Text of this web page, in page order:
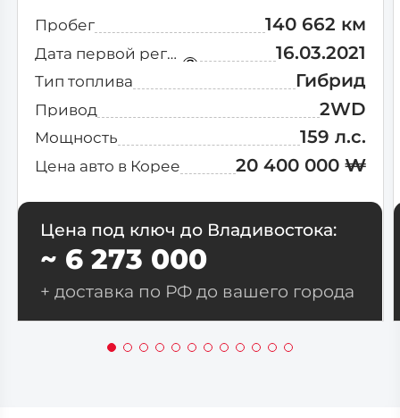
Пробег 140 662 км
Дата первой регистрации 16.03.2021
Тип топлива Гибрид
Привод 2WD
Мощность 159 л.с.
Цена авто в Корее 20 400 000 ₩
Цена под ключ до Владивостока:
~ 6 273 000
+ доставка по РФ до вашего города